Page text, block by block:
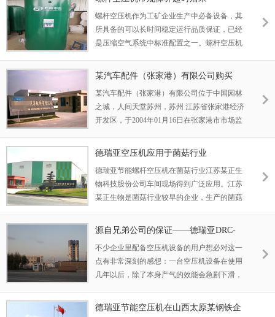
螺杆空压机作为工矿企业生产中必备设备，其
所具备的可以长时间稳定运行品质保证，已经
是压缩空气系统中标准配置之一。螺杆空压机
为压缩空气系统气动源主力军，其生产运行时
航
某汽车配件（张家港）有限公司购买
DRC-10A活塞机
某汽车配件（张家港）有限公司位于中国园林
之城，人间天堂苏州，苏州 江苏省张家港经济
开发区，于2004年01月16日在张家港市市场监
元，在公司发展壮大的15年里，我们始终为客
务，我公司主要经营生产盘式制动器总成等各
类制动器总成、驱动桥总成、变速器、减震
器、专用高强度紧固件、汽车
德瑞亚空压机应用于菌菇行业
德瑞亚节能螺杆空压机在菌菇行业江苏某正生
物科技股份公司车间现场得到广泛应用。江苏
某正生物是菌菇行业较早的企业，生产的菌菇
供应。
源自兄弟公司的保证——德瑞亚DRC-
120A机器应用于吉安化工厂
不少企业里配备空压机设备的用户想必对这一
点有非常深刻的感想：一台空压机设备在使用
几年以后，除了本身产气的效能会急剧下滑，
费。与此同时，零件老化带来的维保、更换费
德瑞亚节能空压机在山西太原某钢铁企